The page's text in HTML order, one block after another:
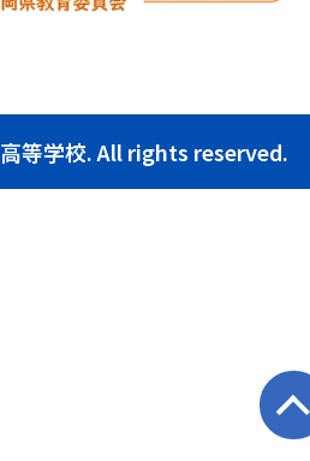
等学校. All rights reserved.